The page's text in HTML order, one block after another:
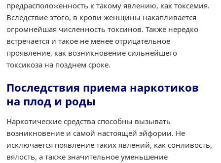
предрасположенность к такому явлению, как токсемия.
Вследствие этого, в крови женщины накапливается
огромнейшая численность токсинов. Также нередко
встречается и такое не менее отрицательное
проявление, как возникновение сильнейшего
токсикоза на позднем сроке.
Последствия приема наркотиков
на плод и роды
Наркотические средства способны вызывать
возникновение и самой настоящей эйфории. Не
исключается появление таких явлений, как сонливость,
вялость, а также значительное уменьшение